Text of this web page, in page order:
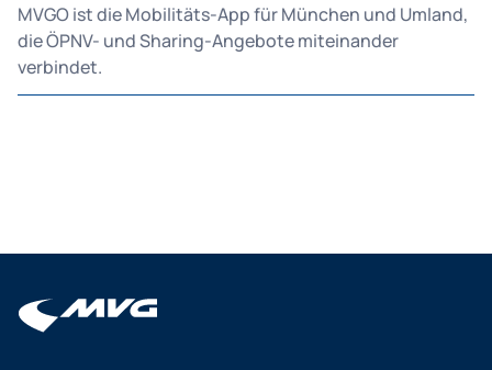
MVGO ist die Mobilitäts-App für München und Umland,
die ÖPNV- und Sharing-Angebote miteinander
verbindet.